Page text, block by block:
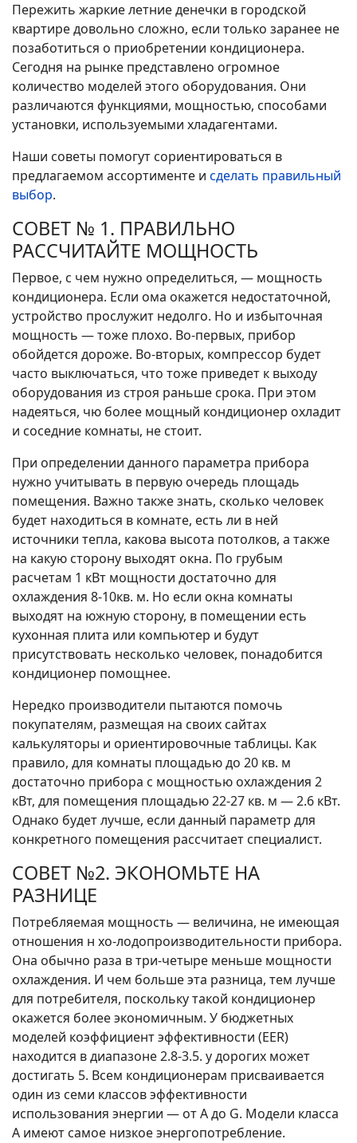
Пережить жаркие летние денечки в городской
квартире довольно сложно, если только заранее не
позаботиться о приобретении кондиционера.
Сегодня на рынке представлено огромное
количество моделей этого оборудования. Они
различаются функциями, мощностью, способами
установки, используемыми хладагентами.
Наши советы помогут сориентироваться в
предлагаемом ассортименте и сделать правильный
выбор.
СОВЕТ № 1. ПРАВИЛЬНО
РАССЧИТАЙТЕ МОЩНОСТЬ
Первое, с чем нужно определиться, — мощность
кондиционера. Если ома окажется недостаточной,
устройство прослужит недолго. Но и избыточная
мощность — тоже плохо. Во-первых, прибор
обойдется дороже. Во-вторых, компрессор будет
часто выключаться, что тоже приведет к выходу
оборудования из строя раньше срока. При этом
надеяться, чю более мощный кондиционер охладит
и соседние комнаты, не стоит.
При определении данного параметра прибора
нужно учитывать в первую очередь площадь
помещения. Важно также знать, сколько человек
будет находиться в комнате, есть ли в ней
источники тепла, какова высота потолков, а также
на какую сторону выходят окна. По грубым
расчетам 1 кВт мощности достаточно для
охлаждения 8-10кв. м. Но если окна комнаты
выходят на южную сторону, в помещении есть
кухонная плита или компьютер и будут
присутствовать несколько человек, понадобится
кондиционер помощнее.
Нередко производители пытаются помочь
покупателям, размещая на своих сайтах
калькуляторы и ориентировочные таблицы. Как
правило, для комнаты площадью до 20 кв. м
достаточно прибора с мощностью охлаждения 2
кВт, для помещения площадью 22-27 кв. м — 2.6 кВт.
Однако будет лучше, если данный параметр для
конкретного помещения рассчитает специалист.
СОВЕТ №2. ЭКОНОМЬТЕ НА
РАЗНИЦЕ
Потребляемая мощность — величина, не имеющая
отношения н хо-лодопроизводительности прибора.
Она обычно раза в три-четыре меньше мощности
охлаждения. И чем больше эта разница, тем лучше
для потребителя, поскольку такой кондиционер
окажется более экономичным. У бюджетных
моделей коэффициент эффективности (EER)
находится в диапазоне 2.8-3.5. у дорогих может
достигать 5. Всем кондиционерам присваивается
один из семи классов эффективности
использования энергии — от А до G. Модели класса
А имеют самое низкое энергопотребление.